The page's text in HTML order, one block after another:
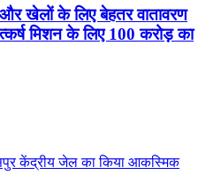
खेलों के लिए बेहतर वातावरण
मिशन के लिए 100 करोड़ का